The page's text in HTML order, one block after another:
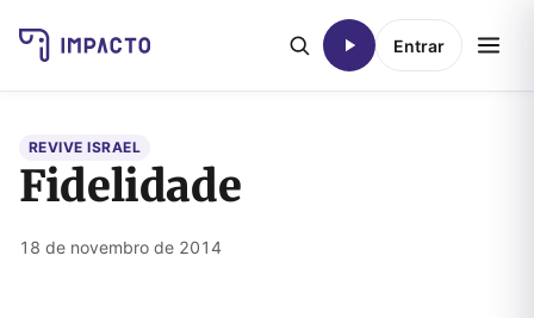
Entrar
REVIVE ISRAEL
Fidelidade
18 de novembro de 2014